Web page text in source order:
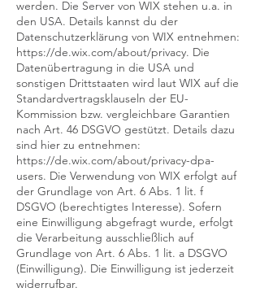
werden. Die Server von WIX stehen u.a. in
den USA. Details kannst du der
Datenschutzerklärung von WIX entnehmen:
https://de.wix.com/about/privacy. Die
Datenübertragung in die USA und
sonstigen Drittstaaten wird laut WIX auf die
Standardvertragsklauseln der EU-
Kommission bzw. vergleichbare Garantien
nach Art. 46 DSGVO gestützt. Details dazu
sind hier zu entnehmen:
https://de.wix.com/about/privacy-dpa-
users. Die Verwendung von WIX erfolgt auf
der Grundlage von Art. 6 Abs. 1 lit. f
DSGVO (berechtigtes Interesse). Sofern
eine Einwilligung abgefragt wurde, erfolgt
die Verarbeitung ausschließlich auf
Grundlage von Art. 6 Abs. 1 lit. a DSGVO
(Einwilligung). Die Einwilligung ist jederzeit
widerrufbar.